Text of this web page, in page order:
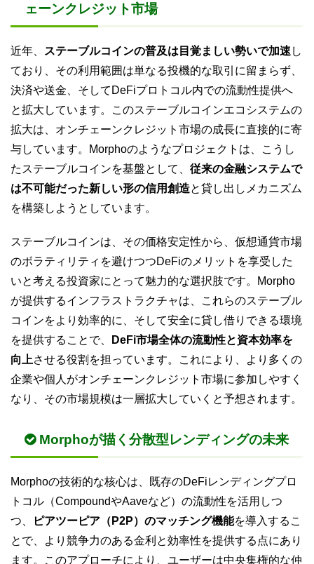
ェーンクレジット市場
近年、 ステーブルコインの普及は目覚ましい勢いで加速 し
ており、その利用範囲は単なる投機的な取引に留まらず、
決済や送金、そしてDeFiプロトコル内での流動性提供へ
と拡大しています。このステーブルコインエコシステムの
拡大は、オンチェーンクレジット市場の成長に直接的に寄
与しています。Morphoのようなプロジェクトは、こうし
たステーブルコインを基盤として、 従来の金融システムで
は不可能だった新しい形の信用創造と貸し出しメカニズム
を構築しようとしています。
ステーブルコインは、その価格安定性から、仮想通貨市場
のボラティリティを避けつつDeFiのメリットを享受した
いと考える投資家にとって魅力的な選択肢です。Morpho
が提供するインフラストラクチャは、これらのステーブル
コインをより効率的に、そして安全に貸し借りできる環境
を提供することで、
DeFi市場全体の流動性と資本効率を
向上させる役割を担っています。これにより、より多くの
企業や個人がオンチェーンクレジット市場に参加しやすく
なり、その市場規模は一層拡大していくと予想されます。
Morphoが描く分散型レンディングの未来
Morphoの技術的な核心は、既存のDeFiレンディングプロ
トコル（CompoundやAaveなど）の流動性を活用しつ
つ、
ピアツーピア（P2P）のマッチング機能を導入するこ
とで、より競争力のある金利と効率性を提供する点にあり
ます。このアプローチにより、ユーザーは中央集権的な仲